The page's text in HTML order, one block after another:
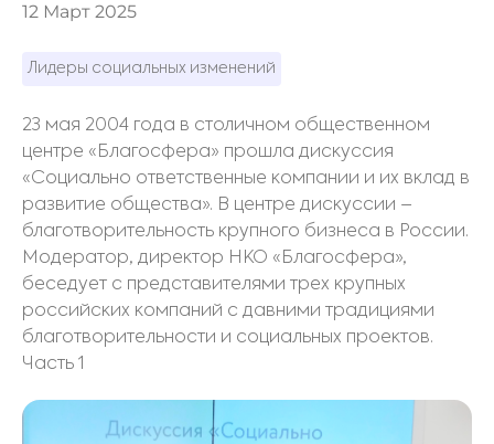
12 Март 2025
Лидеры социальных изменений
23 мая 2004 года в столичном общественном
центре «Благосфера» прошла дискуссия
«Социально ответственные компании и их вклад в
развитие общества». В центре дискуссии –
благотворительность крупного бизнеса в России.
Модератор, директор НКО «Благосфера»,
беседует с представителями трех крупных
российских компаний с давними традициями
благотворительности и социальных проектов.
Часть 1